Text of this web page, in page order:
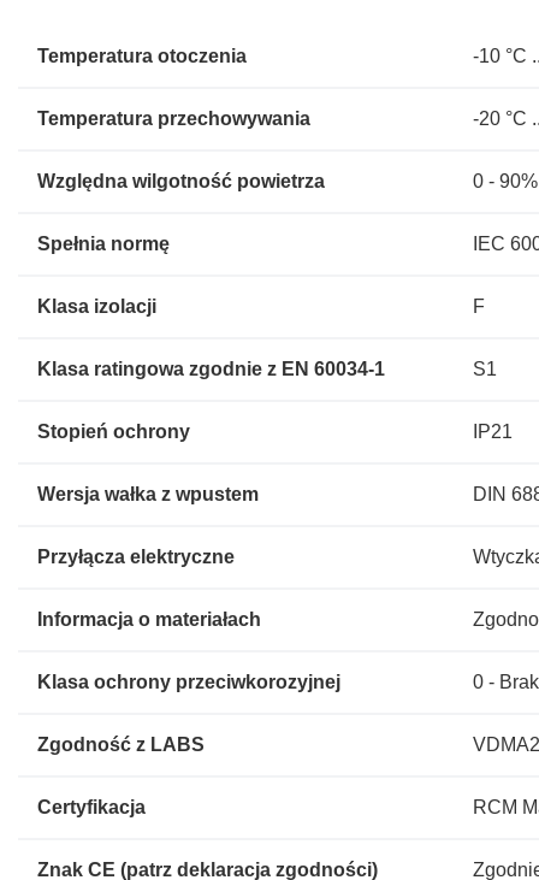
Temperatura otoczenia -10 °C
Temperatura przechowywania -20 °C
Względna wilgotność powietrza 0 - 90%
Spełnia normę IEC
Klasa izolacji F
Klasa ratingowa zgodnie z EN 60034-1 S1
Stopień ochrony IP21
Wersja wałka z wpustem DIN
Przyłącza elektryczne
Informacja o materiałach
Klasa ochrony przeciwkorozyjnej 0 -
Zgodność z LABS
Certyfikacja RCM
Znak CE (patrz deklaracja zgodności)